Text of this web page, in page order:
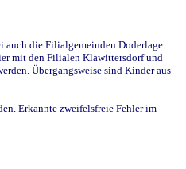
auch die Filialgemeinden Doderlage
mit den Filialen Klawittersdorf und
Übergangsweise sind Kinder aus
Erkannte zweifelsfreie Fehler im